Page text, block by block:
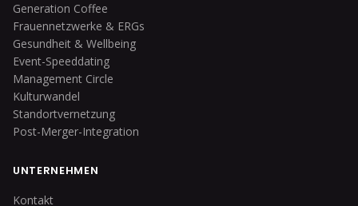
Generation Coffee
Frauennetzwerke & ERGs
Gesundheit & Wellbeing
Event-Speeddating
Management Circle
Kulturwandel
Standortvernetzung
Post-Merger-Integration
UNTERNEHMEN
Kontakt